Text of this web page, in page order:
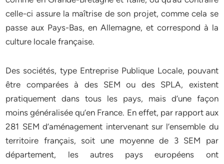
celle-ci assure la maîtrise de son projet, comme cela se
passe aux Pays-Bas, en Allemagne, et correspond à la
culture locale française.
Des sociétés, type Entreprise Publique Locale, pouvant
être comparées à des SEM ou des SPLA, existent
pratiquement dans tous les pays, mais d’une façon
moins généralisée qu’en France. En effet, par rapport aux
281 SEM d’aménagement intervenant sur l’ensemble du
territoire français, soit une moyenne de 3 SEM par
département, les autres pays européens ont